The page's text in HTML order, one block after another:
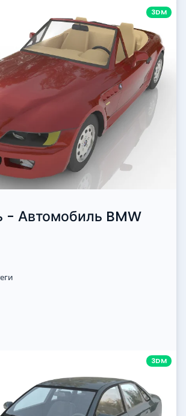
3DM
- Автомобиль BMW
3DM